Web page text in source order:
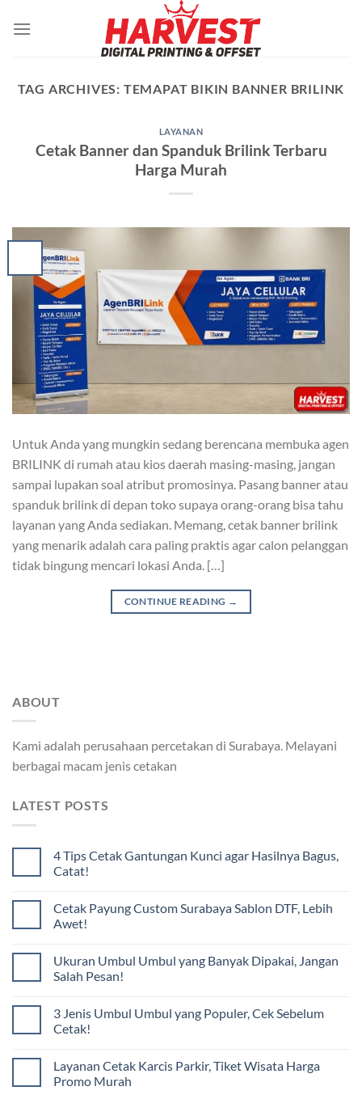
TAG ARCHIVES: TEMAPAT BIKIN BANNER BRILINK
LAYANAN
Cetak Banner dan Spanduk Brilink Terbaru
Harga Murah
Untuk Anda yang mungkin sedang berencana membuka agen
BRILINK di rumah atau kios daerah masing-masing, jangan
sampai lupakan soal atribut promosinya. Pasang banner atau
spanduk brilink di depan toko supaya orang-orang bisa tahu
layanan yang Anda sediakan. Memang, cetak banner brilink
yang menarik adalah cara paling praktis agar calon pelanggan
tidak bingung mencari lokasi Anda. […]
CONTINUE READING →
ABOUT
Kami adalah perusahaan percetakan di Surabaya. Melayani
berbagai macam jenis cetakan
LATEST POSTS
4 Tips Cetak Gantungan Kunci agar Hasilnya Bagus,
Catat!
Cetak Payung Custom Surabaya Sablon DTF, Lebih
Awet!
Ukuran Umbul Umbul yang Banyak Dipakai, Jangan
Salah Pesan!
3 Jenis Umbul Umbul yang Populer, Cek Sebelum
Cetak!
Layanan Cetak Karcis Parkir, Tiket Wisata Harga
Promo Murah